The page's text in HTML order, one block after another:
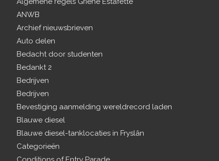
ANWB
Archief nieuwsbrieven
Auto delen
Bedacht door studenten
Bedankt 2
Bedrijven
Bedrijven
Bevestiging aanmelding wereldrecord laden
Blauwe diesel
Blauwe diesel-tanklocaties in Fryslân
Categorieën